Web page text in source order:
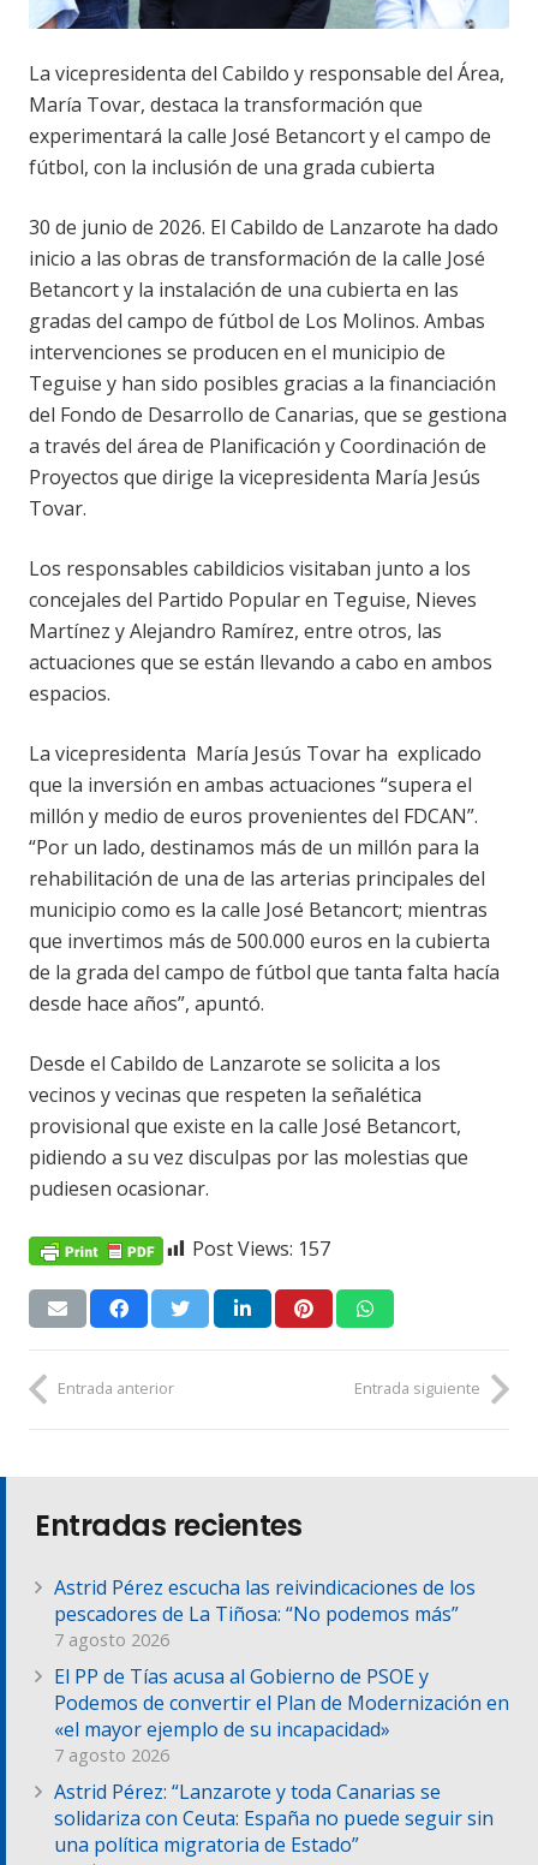
La vicepresidenta del Cabildo y responsable del Área,
María Tovar, destaca la transformación que
experimentará la calle José Betancort y el campo de
fútbol, con la inclusión de una grada cubierta
30 de junio de 2026. El Cabildo de Lanzarote ha dado
inicio a las obras de transformación de la calle José
Betancort y la instalación de una cubierta en las
gradas del campo de fútbol de Los Molinos. Ambas
intervenciones se producen en el municipio de
Teguise y han sido posibles gracias a la financiación
del Fondo de Desarrollo de Canarias, que se gestiona
a través del área de Planificación y Coordinación de
Proyectos que dirige la vicepresidenta María Jesús
Tovar.
Los responsables cabildicios visitaban junto a los
concejales del Partido Popular en Teguise, Nieves
Martínez y Alejandro Ramírez, entre otros, las
actuaciones que se están llevando a cabo en ambos
espacios.
La vicepresidenta María Jesús Tovar ha explicado
que la inversión en ambas actuaciones “supera el
millón y medio de euros provenientes del FDCAN”.
“Por un lado, destinamos más de un millón para la
rehabilitación de una de las arterias principales del
municipio como es la calle José Betancort; mientras
que invertimos más de 500.000 euros en la cubierta
de la grada del campo de fútbol que tanta falta hacía
desde hace años”, apuntó.
Desde el Cabildo de Lanzarote se solicita a los
vecinos y vecinas que respeten la señalética
provisional que existe en la calle José Betancort,
pidiendo a su vez disculpas por las molestias que
pudiesen ocasionar.
Post Views: 157
Entrada anterior Entrada siguiente
Entradas recientes
Astrid Pérez escucha las reivindicaciones de los
pescadores de La Tiñosa: “No podemos más”
7 agosto 2026
El PP de Tías acusa al Gobierno de PSOE y
Podemos de convertir el Plan de Modernización en
«el mayor ejemplo de su incapacidad»
7 agosto 2026
Astrid Pérez: “Lanzarote y toda Canarias se
solidariza con Ceuta: España no puede seguir sin
una política migratoria de Estado”